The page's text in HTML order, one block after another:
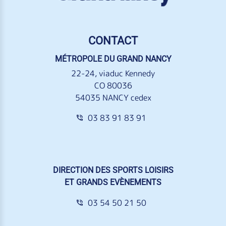
CONTACT
MÉTROPOLE DU GRAND NANCY
22-24, viaduc Kennedy
CO 80036
54035 NANCY cedex
03 83 91 83 91
DIRECTION DES SPORTS LOISIRS
ET GRANDS EVÈNEMENTS
03 54 50 21 50